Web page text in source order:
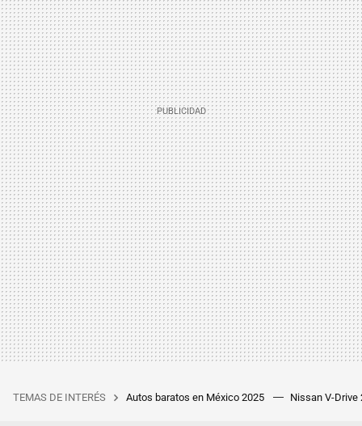
TEMAS DE INTERÉS Autos baratos en México 2025 Nissan V-Drive